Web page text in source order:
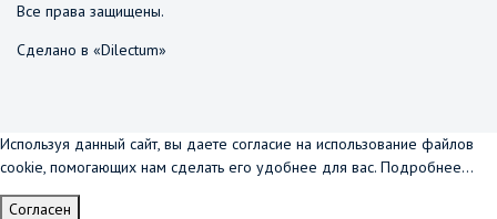
Все права защищены.
Сделано в «Dilectum»
Используя данный сайт, вы даете согласие на использование файлов
cookie, помогающих нам сделать его удобнее для вас. Подробнее...
Согласен